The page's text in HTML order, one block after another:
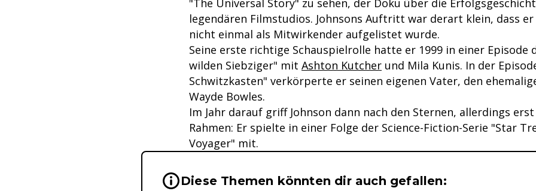
"The Universal Story" zu sehen, der Doku über die
legendären Filmstudios. Johnsons Auftritt war derart klein, dass
nicht einmal als Mitwirkender aufgelistet wurde.
Seine erste richtige Schauspielrolle hatte er 1999 in einer Episode
wilden Siebziger" mit Ashton Kutcher und Mila Kunis. In der
Schwitzkasten" verkörperte er seinen eigenen Vater, den
Wayde Bowles.
Im Jahr darauf griff Johnson dann nach den Sternen, allerdings
Rahmen: Er spielte in einer Folge der Science-Fiction-Serie "Star
Voyager" mit.
Wichtige Hinweise & Informationen zum Inhalt
Diese Themen könnten dir auch gefallen: